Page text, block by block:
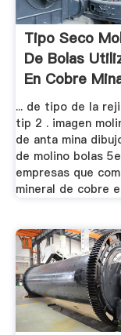
Tipo Seco
De Bolas
En Cobre
... de tipo de la
tip 2 . imagen
de anta mina
de molino bolas
empresas que
mineral de cobre